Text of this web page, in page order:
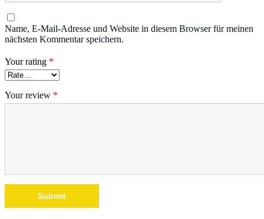
Name, E-Mail-Adresse und Website in diesem Browser für meinen
nächsten Kommentar speichern.
Your rating *
Your review *